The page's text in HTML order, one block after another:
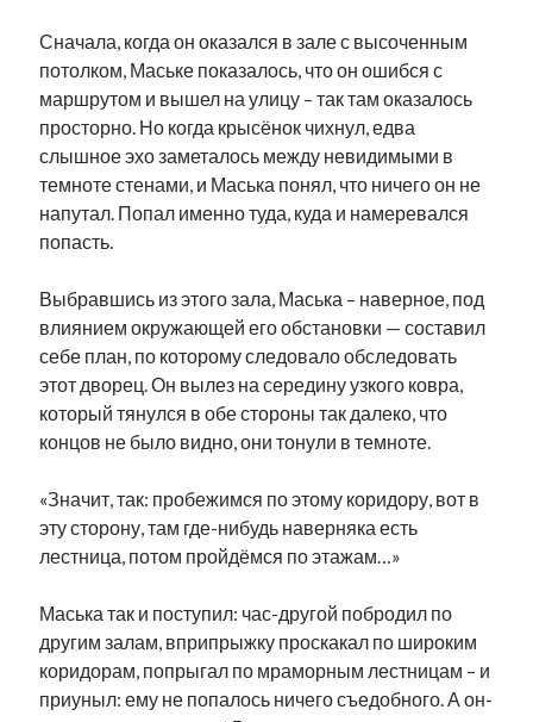
mstalnuhhin@gmail.com
Отзывы и предложения по блогу:
anton.stalnuhhin@gmail.com
Сначала, когда он оказался в зале с высоченным
потолком, Маське показалось, что он ошибся с
маршрутом и вышел на улицу – так там оказалось
просторно. Но когда крысёнок чихнул, едва
слышное эхо заметалось между невидимыми в
темноте стенами, и Маська понял, что ничего он не
напутал. Попал именно туда, куда и намеревался
попасть.
Выбравшись из этого зала, Маська – наверное, под
влиянием окружающей его обстановки — составил
себе план, по которому следовало обследовать
этот дворец. Он вылез на середину узкого ковра,
который тянулся в обе стороны так далеко, что
концов не было видно, они тонули в темноте.
«Значит, так: пробежимся по этому коридору, вот в
эту сторону, там где-нибудь наверняка есть
лестница, потом пройдёмся по этажам…»
Маська так и поступил: час-другой побродил по
другим залам, вприпрыжку проскакал по широким
коридорам, попрыгал по мраморным лестницам – и
приуныл: ему не попалось ничего съедобного. А он-